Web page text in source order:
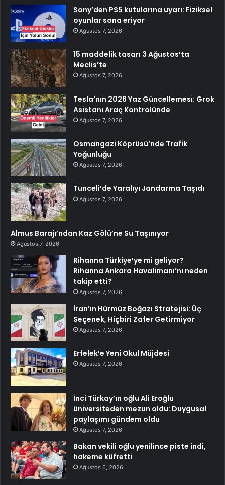
Sony’den PS5 kutularına uyarı: Fiziksel
oyunlar sona eriyor
Ağustos 7, 2026
15 maddelik tasarı 3 Ağustos’ta
Meclis’te
Ağustos 7, 2026
Tesla’nın 2026 Yaz Güncellemesi: Grok
Asistanı Araç Kontrolünde
Ağustos 7, 2026
Osmangazi Köprüsü’nde Trafik
Yoğunluğu
Ağustos 7, 2026
Tunceli’de Yaralıyı Jandarma Taşıdı
Ağustos 7, 2026
Almus Barajı’ndan Kaz Gölü’ne Su Taşınıyor
Ağustos 7, 2026
Rihanna Türkiye’ye mi geliyor?
Rihanna Ankara Havalimanı’nı neden
takip etti?
Ağustos 7, 2026
İran’ın Hürmüz Boğazı Stratejisi: Üç
Seçenek, Hiçbiri Zafer Getirmiyor
Ağustos 7, 2026
Erfelek’e Yeni Okul Müjdesi
Ağustos 7, 2026
İnci Türkay’ın oğlu Ali Eroğlu
üniversiteden mezun oldu: Duygusal
paylaşımı gündem oldu
Ağustos 7, 2026
Bakan vekili oğlu yenilince piste indi,
hakeme küfretti
Ağustos 6, 2026